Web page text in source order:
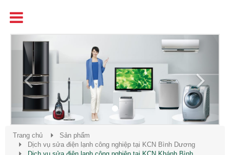
Previous
Trang chủ
Sản phẩm
Dịch vụ sửa điện lạnh công nghiệp tại KCN Bình Dương